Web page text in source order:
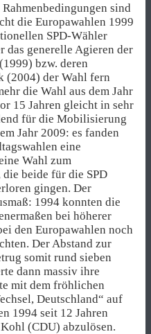
sind
die Europawahlen 1999
SPD-Wähler
das generelle Agieren der
bzw. deren
(2004) der Wahl fern
die Wahl aus dem Jahr
15 Jahren gleicht in sehr
für die Mobilisierung
Jahr 2009: es fanden
eine
Wahl zum
beide für die SPD
gingen. Der
1994 konnten die
bei höherer
den Europawahlen noch
Der Abstand zur
somit rund sieben
dann massiv ihre
mit dem fröhlichen
Deutschland“ auf
1994 seit 12 Jahren
(CDU) abzulösen.